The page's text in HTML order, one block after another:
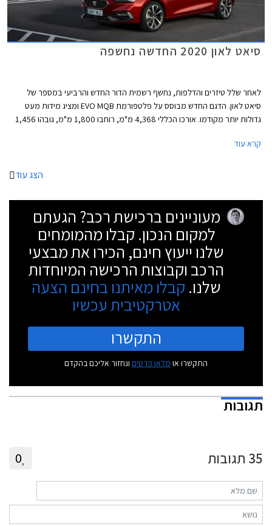
סיאט לאון 2020 החדשה נחשפה
לאחר שלל טיזרים והדלפות, נחשף רשמית הדור החדש והרביעי במספר של
סיאט לאון. הדגם החדש מבוסס על פלטפורמת EVO MQB ומציג מידות מעט
גדולות יותר מקודמו. אורכו הכללי 4,368 מ"מ, רוחבו 1,800 מ"מ, גובהו 1,456
קרא עוד
הצג עוד
מעוניינים ברכישת רכב? הגעתם
למקום הנכון. קבלו מהמומחים
שלנו ייעוץ חינם, הכירו את מבצעי
הרכב וקבוצות הרכישה המיוחדות
שלנו. קבלו מאיתנו בחינם הצעה
אטרקטיבית עכשיו
התקשרו
התקשרו או מלאו פרטים ונחזור אליכם בהקדם
תגובות
35 תגובות 0